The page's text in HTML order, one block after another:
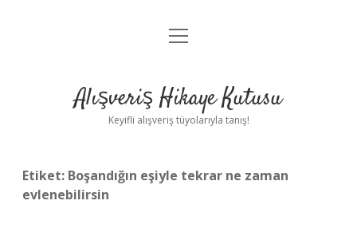
Anasayfa
Yasal Uyarı
menüyü
Alışveriş Hikaye Kutusu
Keyifli alışveriş tüyolarıyla tanış!
Etiket: Boşandığın eşiyle tekrar ne zaman
evlenebilirsin